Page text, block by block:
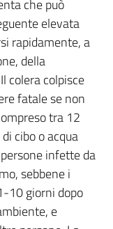
che può
elevata
rapidamente, a
della
colera colpisce
fatale se non
tra 12
cibo o acqua
infette da
sebbene i
10 giorni dopo
e